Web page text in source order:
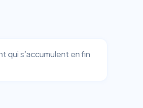
qui s’accumulent en fin